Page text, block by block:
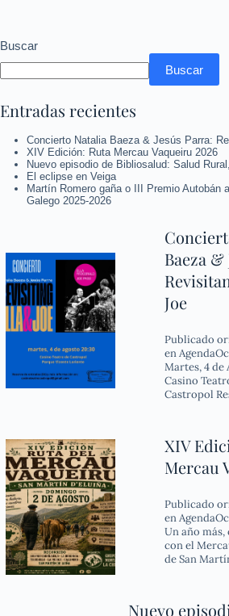
Buscar
Buscar
Entradas recientes
Concierto Natalia Baeza & Jesús Parra:
XIV Edición: Ruta Mercau Vaqueiru 2026
Nuevo episodio de Bibliosalud: Salud
El eclipse en Veiga
Martín Romero gaña o III Premio Autobán
Galego 2025-2026
Baeza &
Joe
Publicado
en
Martes, 4 de
Casino
Castropol
XIV
Mercau
Publicado
en
Un año
con el
de San
Nuevo